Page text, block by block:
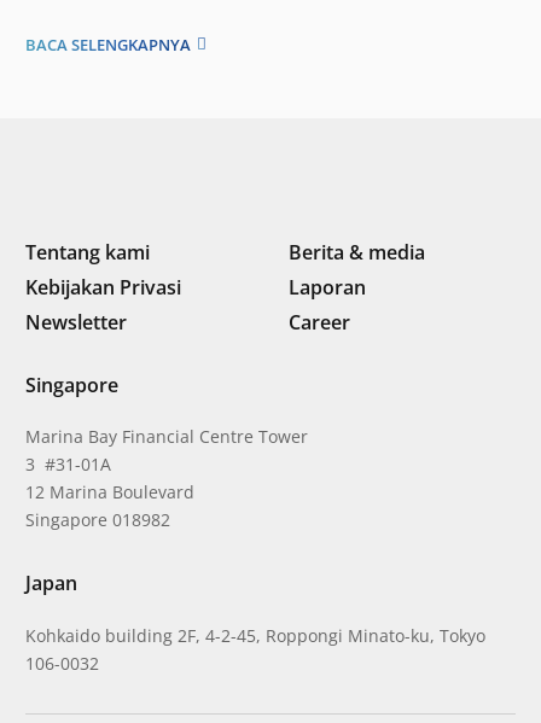
BACA SELENGKAPNYA
Tentang kami
Berita & media
Kebijakan Privasi
Laporan
Newsletter
Career
Singapore
Marina Bay Financial Centre Tower
3 #31-01A
12 Marina Boulevard
Singapore 018982
Japan
Kohkaido building 2F, 4-2-45, Roppongi Minato-ku, Tokyo
106-0032